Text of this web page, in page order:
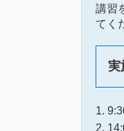
講習
てく
実